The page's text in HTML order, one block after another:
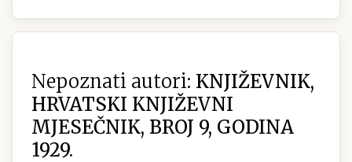
Nepoznati autori: KNJIŽEVNIK,
HRVATSKI KNJIŽEVNI
MJESEČNIK, BROJ 9, GODINA
1929.